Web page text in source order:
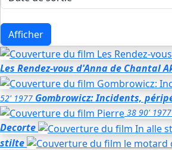
Afficher
Les Rendez-vous d'Annade Chantal
52' 1977 Gombrowicz: Incidents,
38 90' 1977
Decorte
stilte